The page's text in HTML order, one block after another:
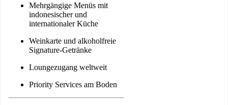
Mehrgängige Menüs mit
indonesischer und
internationaler Küche
Weinkarte und alkoholfreie
Signature-Getränke
Loungezugang weltweit
Priority Services am Boden